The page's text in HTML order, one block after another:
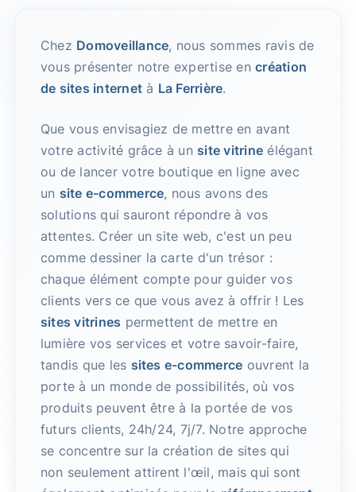
Chez Domoveillance, nous sommes ravis de
vous présenter notre expertise encréation
de sites internet à La Ferrière.
Que vous envisagiez de mettre en avant
votre activité grâce à un site vitrine élégant
ou de lancer votre boutique en ligne avec
un site e-commerce, nous avons des
solutions qui sauront répondre à vos
attentes. Créer un site web, c'est un peu
comme dessiner la carte d'un trésor :
chaque élément compte pour guider vos
clients vers ce que vous avez à offrir ! Les
sites vitrines permettent de mettre en
lumière vos services et votre savoir-faire,
tandis que les sites e-commerce ouvrent la
porte à un monde de possibilités, où vos
produits peuvent être à la portée de vos
futurs clients, 24h/24, 7j/7. Notre approche
se concentre sur la création de sites qui
non seulement attirent l'œil, mais qui sont